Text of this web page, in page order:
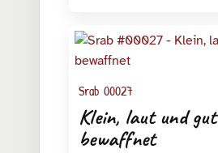
Srab 00027
Klein, laut und gut
bewaffnet